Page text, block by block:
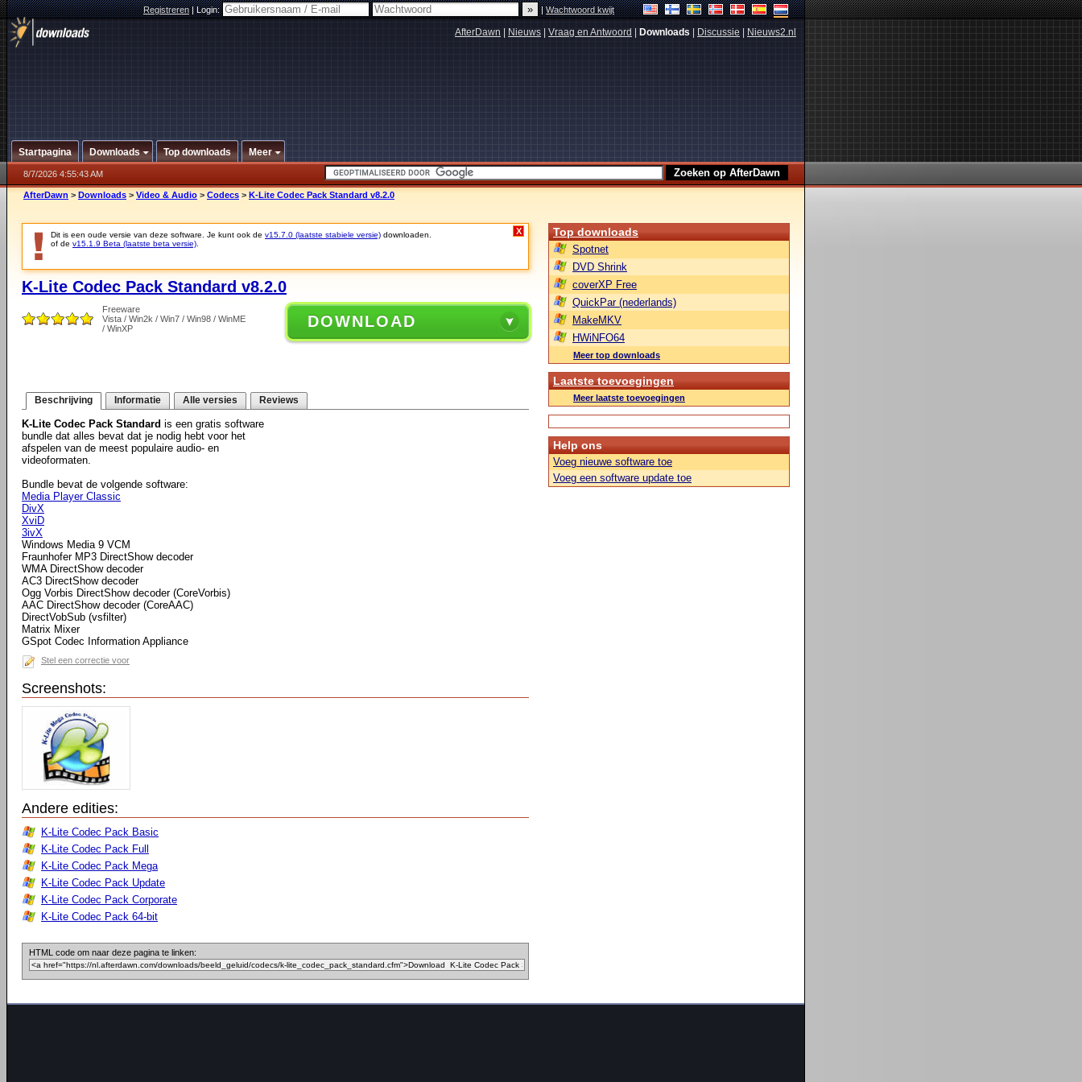
Registreren|Login: |Wachtwoord kwijt
AfterDawn Nieuws Vraag en Antwoord Downloads Discussie Nieuws2.nl
Startpagina Downloads Top downloads Meer
8/7/2026 4:55:43 AM
AfterDawn > Downloads > Video & Audio > Codecs > K-Lite Codec Pack Standard v8.2.0
Dit is een oude versie van deze software. Je kunt ook de v15.7.0 (laatste stabiele versie) downloaden.
of de v15.1.9 Beta (laatste beta versie)
X
K-Lite Codec Pack Standard v8.2.0
Freeware
Vista / Win2k / Win7 / Win98 / WinME
/ WinXP
DOWNLOAD
Beschrijving Informatie Alle versies Reviews
K-Lite Codec Pack Standard is een gratis software
bundle dat alles bevat dat je nodig hebt voor het
afspelen van de meest populaire audio- en
videoformaten.
Bundle bevat de volgende software:
Media Player Classic
DivX
XviD
3ivX
Windows Media 9 VCM
Fraunhofer MP3 DirectShow decoder
WMA DirectShow decoder
AC3 DirectShow decoder
Ogg Vorbis DirectShow decoder (CoreVorbis)
AAC DirectShow decoder (CoreAAC)
DirectVobSub (vsfilter)
Matrix Mixer
GSpot Codec Information Appliance
Stel een correctie voor
Screenshots:
Andere edities:
K-Lite Codec Pack Basic
K-Lite Codec Pack Full
K-Lite Codec Pack Mega
K-Lite Codec Pack Update
K-Lite Codec Pack Corporate
K-Lite Codec Pack 64-bit
HTML code om naar deze pagina te linken:
Top downloads
Spotnet
DVD Shrink
coverXP Free
QuickPar (nederlands)
MakeMKV
HWiNFO64
Meer top downloads
Laatste toevoegingen
Meer laatste toevoegingen
Help ons
Voeg nieuwe software toe
Voeg een software update toe